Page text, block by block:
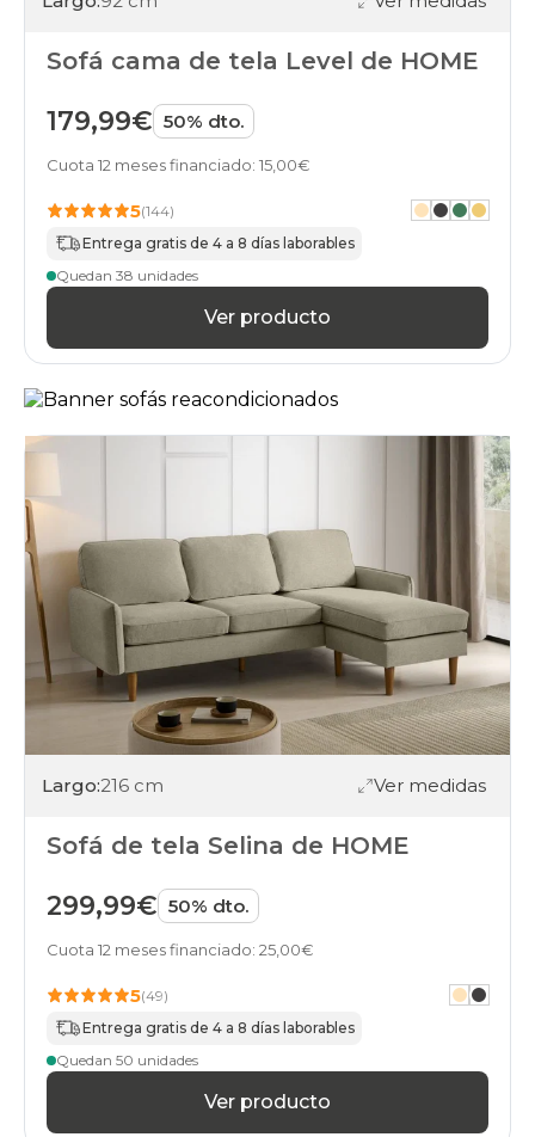
cama
sofas
sofas
deslizantes
sofas
sofas
reclinables
altas
sofas
relax
sofas
clic-
clac
sofas
puffs
sofas
desenfundable
sofas
terminal
sofas
electrico
claro
Sofá cama de tela Level de HOME
179,99€ 50% dto.
Cuota 12 meses financiado: 15,00€
5(144)
Entrega gratis de 4 a 8 días laborables
Quedan 38 unidades
Ver producto
Largo:216 cm Ver medidas
Sofá de tela Selina de HOME
299,99€ 50% dto.
Cuota 12 meses financiado: 25,00€
5(49)
Entrega gratis de 4 a 8 días laborables
Quedan 50 unidades
Ver producto